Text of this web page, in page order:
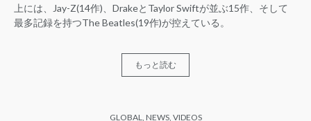
上には、Jay-Z(14作)、DrakeとTaylor Swiftが並ぶ15作、そして
最多記録を持つThe Beatles(19作)が控えている。
もっと読む
GLOBAL, NEWS, VIDEOS